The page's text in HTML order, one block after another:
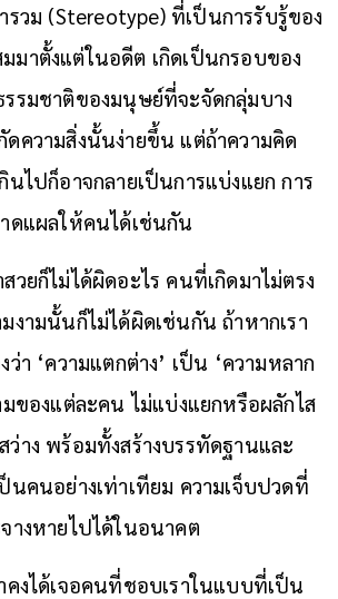
รวม (Stereotype) ที่เป็นการรับรู้ของ
มาตั้งแต่ในอดีต เกิดเป็นกรอบของ
รมชาติของมนุษย์ที่จะจัดกลุ่มบาง
ดความสิ่งนั้นง่ายขึ้น แต่ถ้าความคิด
นไปก็อาจกลายเป็นการแบ่งแยก การ
ดแผลให้คนได้เช่นกัน
วยก็ไม่ได้ผิดอะไร คนที่เกิดมาไม่ตรง
งามนั้นก็ไม่ได้ผิดเช่นกัน ถ้าหากเรา
ว่า ‘ความแตกต่าง’ เป็น ‘ความหลาก
มของแต่ละคน ไม่แบ่งแยกหรือผลักไส
าง พร้อมทั้งสร้างบรรทัดฐานและ
นคนอย่างเท่าเทียม ความเจ็บปวดที่
างหายไปได้ในอนาคต
คงได้เจอคนที่ชอบเราในแบบที่เป็น